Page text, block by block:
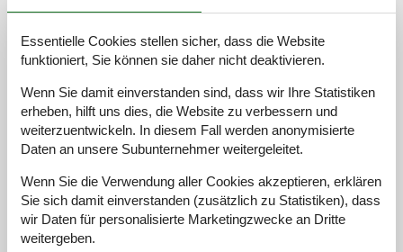
Unsere GästebewertungenExterne Bewertungen
4,9
Einrichtungen:
Reinigung:
Freundlichkeit:
5,0
Lage:
5,0
Preis-Leistung:
Essentielle Cookies stellen sicher, dass die Website
funktioniert, Sie können sie daher nicht deaktivieren.
Wenn Sie damit einverstanden sind, dass wir Ihre Statistiken
erheben, hilft uns dies, die Website zu verbessern und
weiterzuentwickeln. In diesem Fall werden anonymisierte
Daten an unsere Subunternehmer weitergeleitet.
Wenn Sie die Verwendung aller Cookies akzeptieren, erklären
Sie sich damit einverstanden (zusätzlich zu Statistiken), dass
wir Daten für personalisierte Marketingzwecke an Dritte
weitergeben.